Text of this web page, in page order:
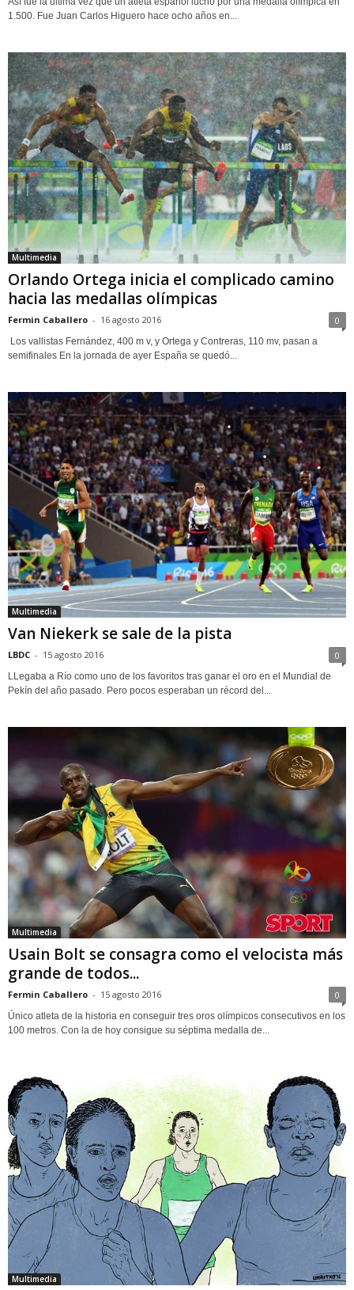
1.500. Fue Juan Carlos Higuero hace ocho años en...
Multimedia
Orlando Ortega inicia el complicado camino
hacia las medallas olímpicas
Fermin Caballero - 16 agosto 2016 0
Los vallistas Fernández, 400 m v, y Ortega y Contreras, 110 mv, pasan a
semifinales En la jornada de ayer España se quedó...
Multimedia
Van Niekerk se sale de la pista
LBDC - 15 agosto 2016 0
LLegaba a Río como uno de los favoritos tras ganar el oro en el Mundial de
Pekín del año pasado. Pero pocos esperaban un récord del...
Multimedia
Usain Bolt se consagra como el velocista más
grande de todos...
Fermin Caballero - 15 agosto 2016 0
Único atleta de la historia en conseguir tres oros olímpicos consecutivos en los
100 metros. Con la de hoy consigue su séptima medalla de...
Multimedia